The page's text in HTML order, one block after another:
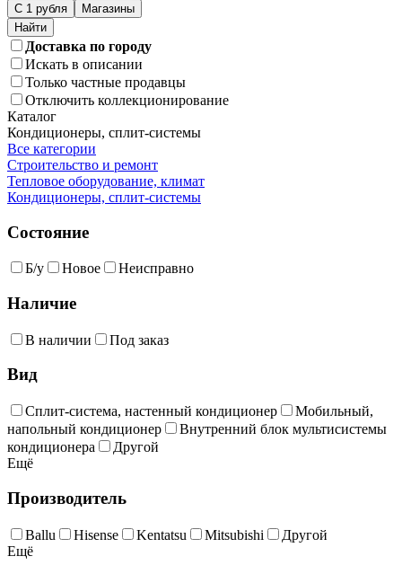
С 1 рубля
Магазины
Доставка по городу
Искать в описании
Только частные продавцы
Отключить коллекционирование
Каталог
Кондиционеры, сплит-системы
Все категории
Строительство и ремонт
Тепловое оборудование, климат
Кондиционеры, сплит-системы
Состояние
Б/у Новое Неисправно
Наличие
В наличии Под заказ
Вид
Сплит-система, настенный кондиционер
Мобильный,
напольный кондиционер
Внутренний блок мультисистемы
кондиционера
Другой
Ещё
Производитель
Ballu Hisense Kentatsu Mitsubishi
Другой
Ещё